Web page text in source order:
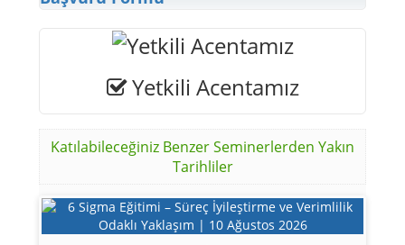
Yetkili Acentamız
Katılabileceğiniz Benzer Seminerlerden Yakın
Tarihliler